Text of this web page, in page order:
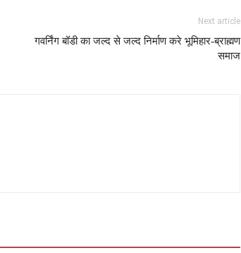
Next article
गवर्निंग बॉडी का जल्द से जल्द निर्माण करे भूमिहार-ब्राह्मण
समाज